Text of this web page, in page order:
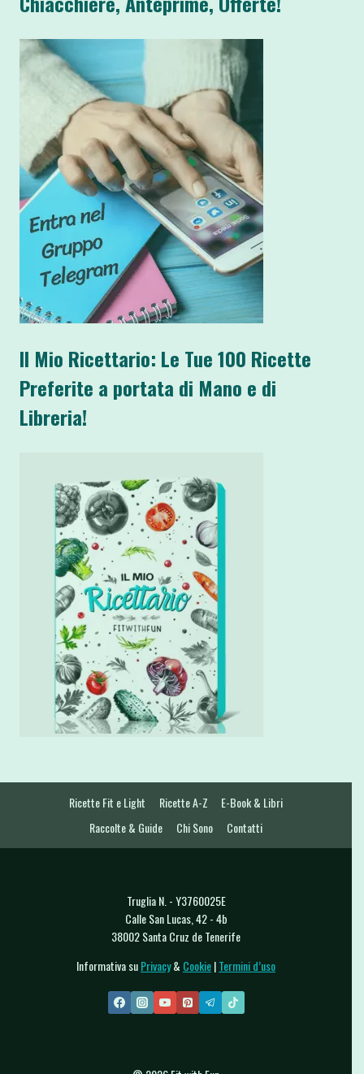
Il Mio Ricettario: Le Tue 100 Ricette
Preferite a portata di Mano e di
Libreria!
Ricette Fit e Light Ricette A-Z
E-Book & Libri
Raccolte & Guide
Chi Sono Contatti
Truglia N. - Y3760025E
Calle San Lucas, 42 - 4b
38002 Santa Cruz de Tenerife
Informativa suPrivacy& Cookie|Termini d’uso